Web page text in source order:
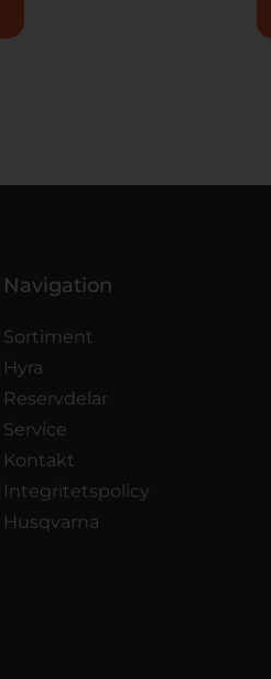
Navigation
Sortiment
Hyra
Reservdelar
Service
Kontakt
Integritetspolicy
Husqvarna